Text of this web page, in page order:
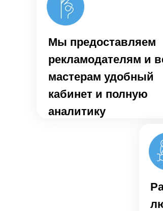
Мы предоставляем
рекламодателям и
мастерам удобный
кабинет и полную
аналитику